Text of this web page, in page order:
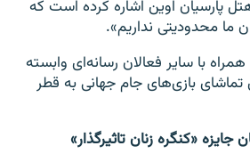
پارسیان اوین اشاره کرده است که
ما محدودیتی نداریم».
با سایر فعالان رسانه‌ای وابسته
بازی‌های جام جهانی به قطر
«کنگره زنان تاثیرگذار»